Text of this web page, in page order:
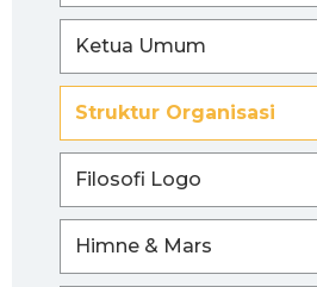
Ketua Umum
Struktur Organisasi
Filosofi Logo
Himne & Mars